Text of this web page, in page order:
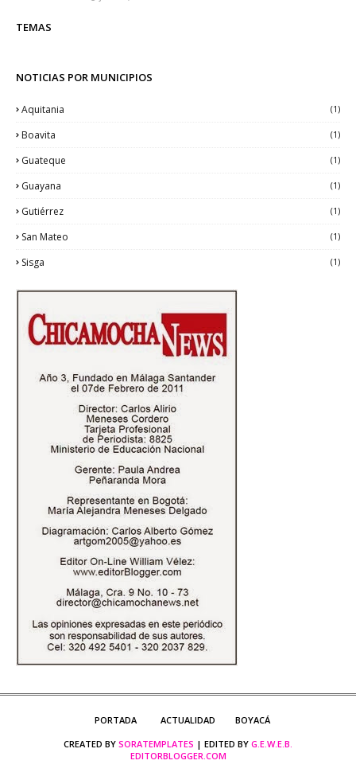
TEMAS
NOTICIAS POR MUNICIPIOS
Aquitania (1)
Boavita (1)
Guateque (1)
Guayana (1)
Gutiérrez (1)
San Mateo (1)
Sisga (1)
PORTADA ACTUALIDAD
BOYACÁ
CREATED BY SORATEMPLATES | EDITED BY G.E.W.E.B.
EDITORBLOGGER.COM